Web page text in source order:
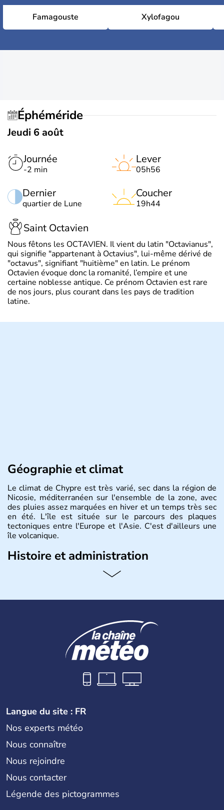
Famagouste Xylofagou
Éphéméride
Jeudi 6 août
Journée
-2 min
Dernier
quartier de Lune
Lever
05h56
Coucher
19h44
Saint Octavien
Nous fêtons les OCTAVIEN. Il vient du latin "Octavianus",
qui signifie "appartenant à Octavius", lui-même dérivé de
"octavus", signifiant "huitième" en latin. Le prénom
Octavien évoque donc la romanité, l’empire et une
certaine noblesse antique. Ce prénom Octavien est rare
de nos jours, plus courant dans les pays de tradition
latine.
Géographie et climat
Le climat de Chypre est très varié, sec dans la région de
Nicosie, méditerranéen sur l'ensemble de la zone, avec
des pluies assez marquées en hiver et un temps très sec
en été. L'île est située sur le parcours des plaques
tectoniques entre l'Europe et l'Asie. C'est d'ailleurs une
île volcanique.
Histoire et administration
Chypre est une île située dans le bassin Levantin, à l'est
Chypriotes connaissent l'occupation de l'armée turque
La superficie totale de l'île dépasse les 9000 km2.
Langue du site : FR
Nos experts météo
Nous connaître
Nous rejoindre
Nous contacter
Légende des pictogrammes